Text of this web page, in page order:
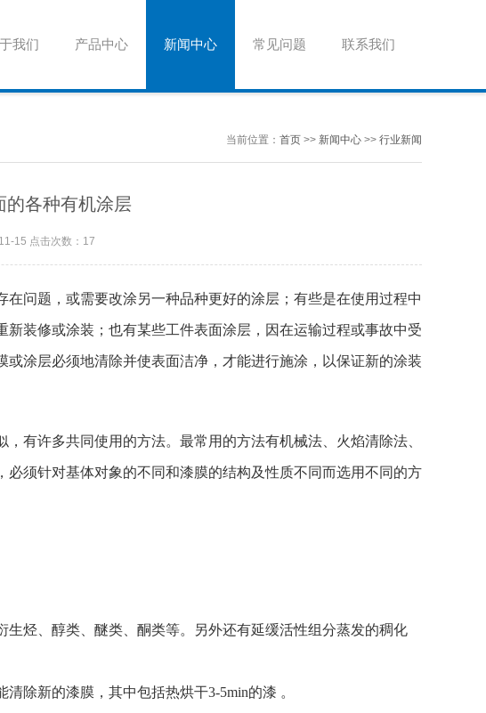
我们 产品中心 新闻中心 常见问题 联系我们
当前位置： 首页 >> 新闻中心 >> 行业新闻
的各种有机涂层
15 点击次数：17
问题，或需要改涂另一种品种更好的涂层；有些是在使用过程中
装修或涂装；也有某些工件表面涂层，因在运输过程或事故中受
涂层必须地清除并使表面洁净，才能进行施涂，以保证新的涂装
有许多共同使用的方法。最常用的方法有机械法、火焰清除法、
须针对基体对象的不同和漆膜的结构及性质不同而选用不同的方
、醇类、醚类、酮类等。另外还有延缓活性组分蒸发的稠化
新的漆膜，其中包括热烘干3-5min的漆 。